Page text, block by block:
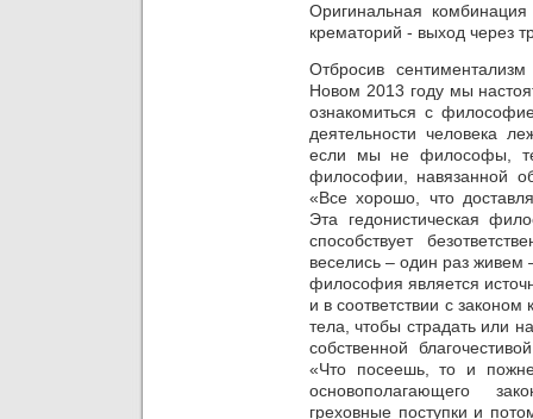
Оригинальная
крематорий - выход через
Отбросив
Новом 2013 году мы
ознакомиться с
деятельности человека
если мы не философы,
философии, навязанной
«Все хорошо, что
Эта гедонистическая
способствует
веселись – один раз живем
философия является
и в соответствии с
тела, чтобы страдать или
собственной
«Что посеешь, то и
основополагающего
греховные поступки и